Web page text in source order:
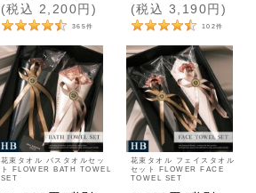
(税込 2,200円 )
365件
(税込 3,190円 )
102件
花束タオル バスタオルセッ
ト FLOWER BATH TOWEL
SET
花束タオル フェイスタオル
セット FLOWER FACE
TOWEL SET